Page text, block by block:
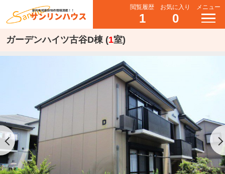
閲覧履歴
1
お気に入り
0
メニュー
ガーデンハイツ古谷D棟 (1室)